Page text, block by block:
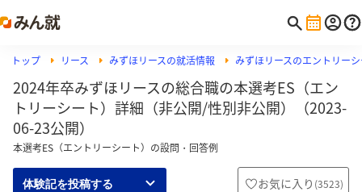
トップ リース みずほリースの就活情報 みずほリースのエントリー
2024年卒みずほリースの総合職の本選考ES（エン
トリーシート）詳細（非公開/性別非公開）（2023-
06-23公開）
本選考ES（エントリーシート）の設問・回答例
体験記を投稿する お気に入り (3523)